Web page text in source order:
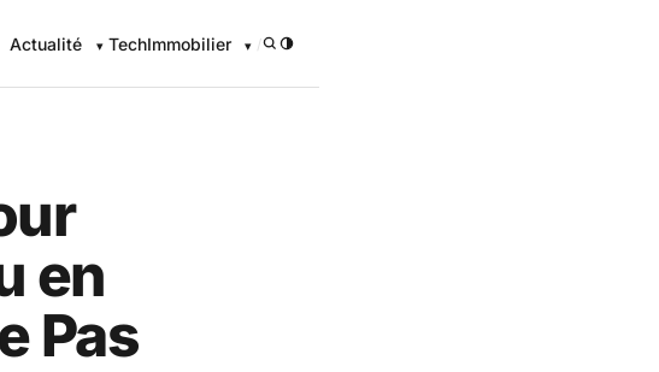
Actualité TechImmobilier /
en
Pas